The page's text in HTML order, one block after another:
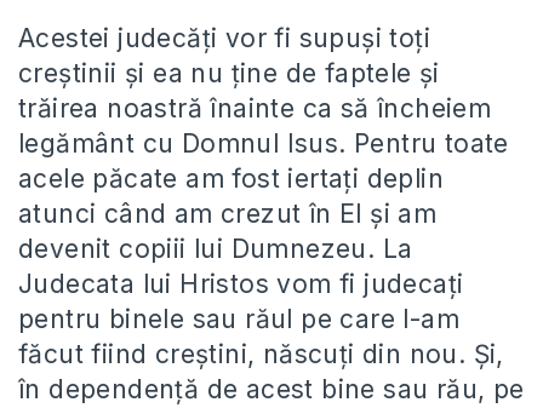
Acestei judecăţi vor fi supuşi toţi
creştinii şi ea nu ţine de faptele şi
trăirea noastră înainte ca să încheiem
legământ cu Domnul Isus. Pentru toate
acele păcate am fost iertaţi deplin
atunci când am crezut în El şi am
devenit copiii lui Dumnezeu. La
Judecata lui Hristos vom fi judecaţi
pentru binele sau răul pe care l-am
făcut fiind creştini, născuţi din nou. Şi,
în dependenţă de acest bine sau rău, pe